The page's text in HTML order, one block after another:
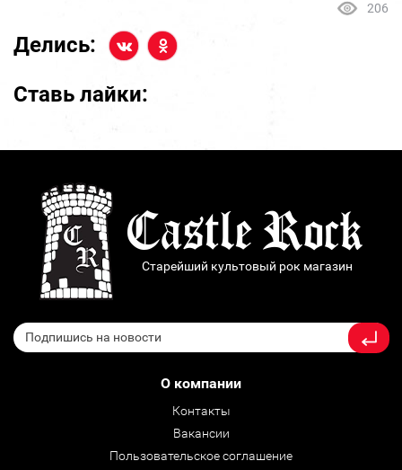
206
Делись:
Ставь лайки:
Старейший культовый рок магазин
О компании
Контакты
Вакансии
Пользовательское соглашение